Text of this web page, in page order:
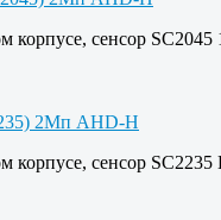
корпусе, сенсор
корпусе, сенсор